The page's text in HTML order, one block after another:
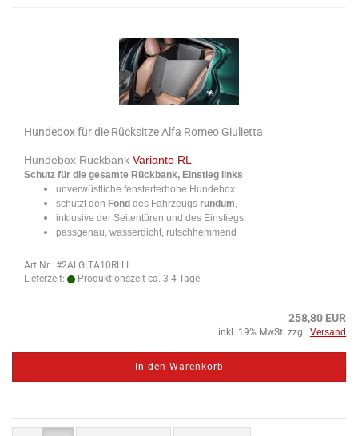
Hundebox für die Rücksitze Alfa Romeo Giulietta
Hundebox Rückbank Variante RL
Schutz für die gesamte Rückbank, Einstieg links
unverwüstliche fensterterhohe Hundebox
schützt den Fond des Fahrzeugs rundum,
inklusive der Seitentüren und des Einstiegs.
passgenau, wasserdicht, rutschhemmend
Art.Nr.: #2ALGLTA10RLLL
Lieferzeit:
Produktionszeit ca. 3-4 Tage
258,80 EUR
inkl. 19% MwSt. zzgl. Versand
In den Warenkorb